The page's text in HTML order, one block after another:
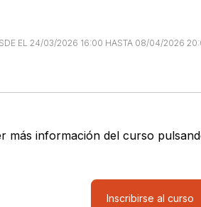
EL 24/03/2026 16:00 HASTA 08/04/2026
más información del curso
Inscribirse al curso